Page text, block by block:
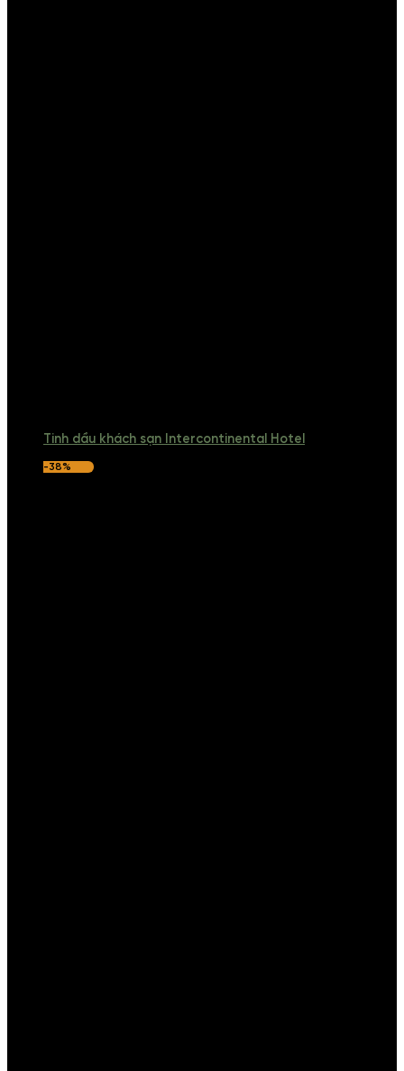
Tinh dầu khách sạn Intercontinental Hotel
-38%